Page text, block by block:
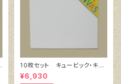
1０枚セット キュービック・キャ
ンバス白（縦200㎜×横200㎜×
厚38㎜）
¥6,930